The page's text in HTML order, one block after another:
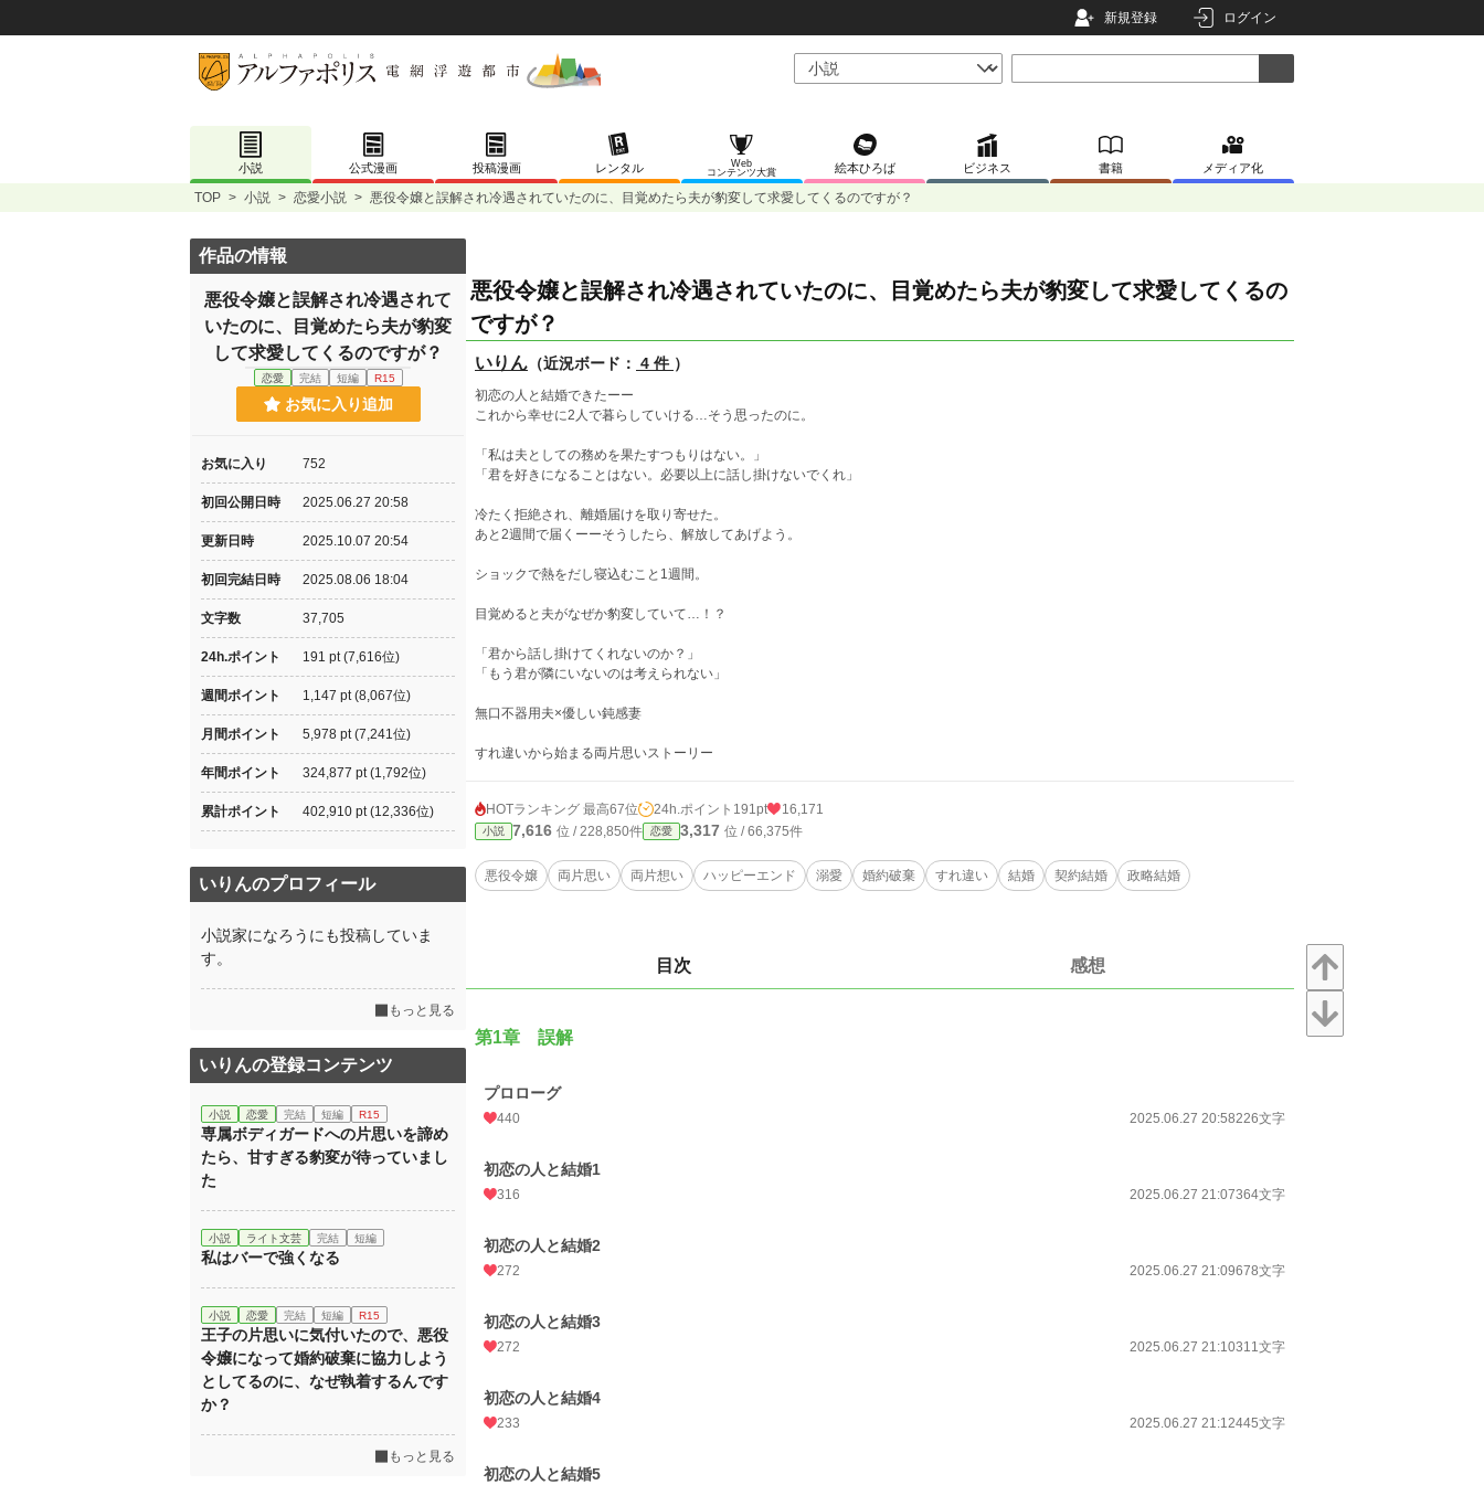
新規登録 ログイン
小説 公式漫画 投稿漫画 レンタル
Web
コンテンツ大賞
絵本ひろば ビジネス 書籍 メディア化
TOP > 小説 > 恋愛小説 > 悪役令嬢と誤解され冷遇されていたのに、目覚めたら夫が豹変して求愛してくるのですが？
悪役令嬢と誤解され冷遇されていたのに、目覚めたら夫が豹変して求愛してくるの
ですが？
いりん （近況ボード： 4 件 ）
初恋の人と結婚できたーー
これから幸せに2人で暮らしていける…そう思ったのに。
「私は夫としての務めを果たすつもりはない。」
「君を好きになることはない。必要以上に話し掛けないでくれ」
冷たく拒絶され、離婚届けを取り寄せた。
あと2週間で届くーーそうしたら、解放してあげよう。
ショックで熱をだし寝込むこと1週間。
目覚めると夫がなぜか豹変していて…！？
「君から話し掛けてくれないのか？」
「もう君が隣にいないのは考えられない」
無口不器用夫×優しい鈍感妻
すれ違いから始まる両片思いストーリー
HOTランキング 最高67位 24h.ポイント 191pt 16,171
小説 7,616 位 / 228,850件 恋愛 3,317 位 / 66,375件
悪役令嬢 両片思い 両片想い ハッピーエンド 溺愛 婚約破棄 すれ違い 結婚 契約結婚 政略結婚
目次 感想
第1章 誤解
プロローグ
440 2025.06.27 20:58226文字
初恋の人と結婚1
316 2025.06.27 21:07364文字
初恋の人と結婚2
272 2025.06.27 21:09678文字
初恋の人と結婚3
272 2025.06.27 21:10311文字
初恋の人と結婚4
233 2025.06.27 21:12445文字
初恋の人と結婚5
作品の情報
悪役令嬢と誤解され冷遇されて
いたのに、目覚めたら夫が豹変
して求愛してくるのですが？
恋愛 完結 短編 R15
お気に入り追加
お気に入り 752
初回公開日時 2025.06.27 20:58
更新日時 2025.10.07 20:54
初回完結日時 2025.08.06 18:04
文字数 37,705
24h.ポイント 191 pt (7,616位)
週間ポイント 1,147 pt (8,067位)
月間ポイント 5,978 pt (7,241位)
年間ポイント 324,877 pt (1,792位)
累計ポイント 402,910 pt (12,336位)
いりんのプロフィール
小説家になろうにも投稿していま
す。
もっと見る
いりんの登録コンテンツ
小説 恋愛 完結 短編 R15
専属ボディガードへの片思いを諦め
たら、甘すぎる豹変が待っていまし
た
小説 ライト文芸 完結 短編
私はバーで強くなる
小説 恋愛 完結 短編 R15
王子の片思いに気付いたので、悪役
令嬢になって婚約破棄に協力しよう
としてるのに、なぜ執着するんです
か？
もっと見る